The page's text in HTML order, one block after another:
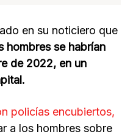
en su noticiero que
hombres se habrían
de 2022, en un
policías encubiertos,
a los hombres sobre